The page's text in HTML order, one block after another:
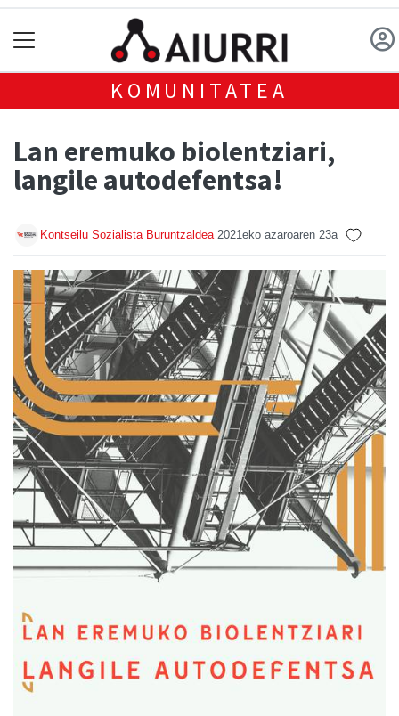
KOMUNITATEA
Lan eremuko biolentziari,
langile autodefentsa!
Kontseilu Sozialista Buruntzaldea 2021eko azaroaren 23a